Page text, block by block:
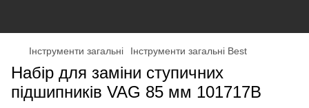
Інструменти загальні Інструменти загальні Best
Набір для заміни ступичних
підшипників VAG 85 мм 101717B